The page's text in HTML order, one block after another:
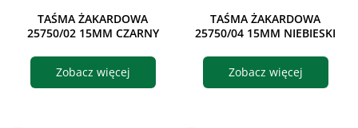
TAŚMA ŻAKARDOWA
25750/02 15MM CZARNY
Zobacz więcej
TAŚMA ŻAKARDOWA
25750/04 15MM NIEBIESKI
Zobacz więcej